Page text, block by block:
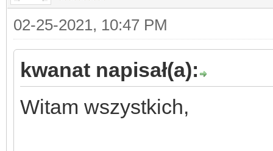
02-25-2021, 10:47 PM
kwanat napisał(a):
Witam wszystkich,